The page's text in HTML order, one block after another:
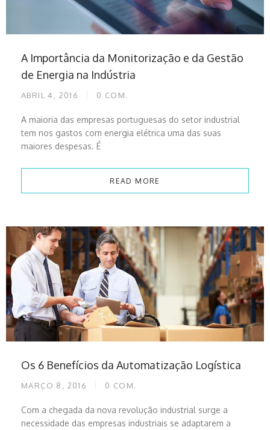
A Importância da Monitorização e da Gestão
de Energia na Indústria
ABRIL 4, 2016 0 COM.
A maioria das empresas portuguesas do setor industrial
tem nos gastos com energia elétrica uma das suas
maiores despesas. É
READ MORE
Os 6 Benefícios da Automatização Logística
MARÇO 8, 2016 0 COM.
Com a chegada da nova revolução industrial surge a
necessidade das empresas industriais se adaptarem a